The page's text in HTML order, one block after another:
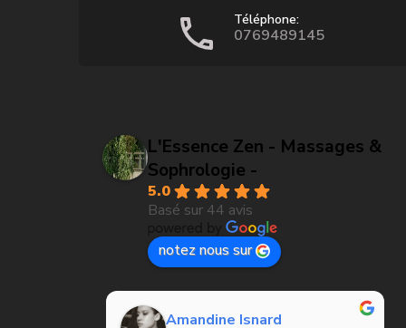
Téléphone:
0769489145
L'Essence Zen - Massages &
Sophrologie -
5.0
Basé sur 44 avis
notez nous sur
Amandine Isnard